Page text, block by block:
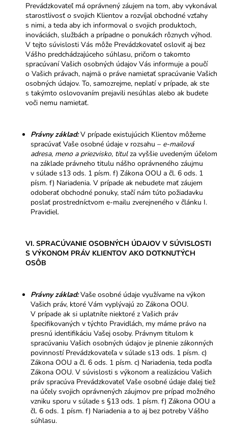
Prevádzkovateľ má oprávnený záujem na tom, aby vykonával
starostlivosť o svojich Klientov a rozvíjal obchodné vzťahy
s nimi, a teda aby ich informoval o svojich produktoch,
inováciách, službách a prípadne o ponukách rôznych výhod.
V tejto súvislosti Vás môže Prevádzkovateľ osloviť aj bez
Vášho predchádzajúceho súhlasu, pričom o takomto
spracúvaní Vašich osobných údajov Vás informuje a poučí
o Vašich právach, najmä o práve namietať spracúvanie Vašich
osobných údajov. To, samozrejme, neplatí v prípade, ak ste
s takýmto oslovovaním prejavili nesúhlas alebo ak budete
voči nemu namietať.
Právny základ:V prípade existujúcich Klientov môžeme
spracúvať Vaše osobné údaje v rozsahu – e-mailová
adresa, meno a priezvisko, titulza vyššie uvedeným účelom
na základe právneho titulu nášho oprávneného záujmu
v súlade s13 ods. 1 písm. f) Zákona OOU a čl. 6 ods. 1
písm. f) Nariadenia. V prípade ak nebudete mať záujem
odoberať obchodné ponuky, stačí nám túto požiadavku
poslať prostredníctvom e-mailu zverejneného v článku I.
Pravidiel.
VI. SPRACÚVANIE OSOBNÝCH ÚDAJOV V SÚVISLOSTI
S VÝKONOM PRÁV KLIENTOV AKO DOTKNUTÝCH
OSÔB
Právny základ:Vaše osobné údaje využívame na výkon
Vašich práv, ktoré Vám vyplývajú zo Zákona OOU.
V prípade ak si uplatníte niektoré z Vašich práv
špecifikovaných v týchto Pravidlách, my máme právo na
presnú identifikáciu Vašej osoby. Právnym titulom k
spracúvaniu Vašich osobných údajov je plnenie zákonných
povinností Prevádzkovateľa v súlade s13 ods. 1 písm. c)
Zákona OOU a čl. 6 ods. 1 písm. c) Nariadenia, teda podľa
Zákona OOU. V súvislosti s výkonom a realizáciou Vašich
práv spracúva Prevádzkovateľ Vaše osobné údaje ďalej tiež
na účely svojich oprávnených záujmov pre prípad možného
vzniku sporu v súlade s §13 ods. 1 písm. f) Zákona OOU a
čl. 6 ods. 1 písm. f) Nariadenia a to aj bez potreby Vášho
súhlasu.